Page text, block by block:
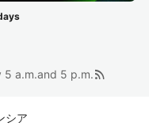
5 a.m.and 5 p.m.rss_feed
シア